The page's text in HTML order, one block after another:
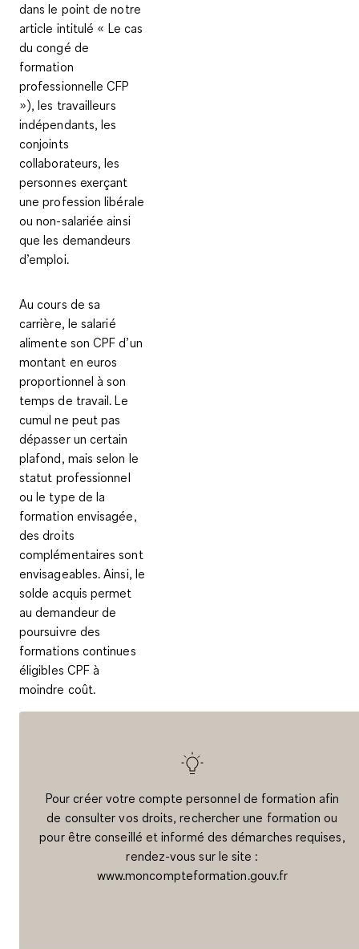
dans le point de notre
article intitulé « Le cas
du congé de
formation
professionnelle CFP
»), les travailleurs
indépendants, les
conjoints
collaborateurs, les
personnes exerçant
une profession libérale
ou non-salariée ainsi
que les demandeurs
d’emploi.
Au cours de sa
carrière, le salarié
alimente son CPF d’un
montant en euros
proportionnel à son
temps de travail. Le
cumul ne peut pas
dépasser un certain
plafond, mais selon le
statut professionnel
ou le type de la
formation envisagée,
des droits
complémentaires sont
envisageables. Ainsi, le
solde acquis permet
au demandeur de
poursuivre des
formations continues
éligibles CPF à
moindre coût.
Pour créer votre compte personnel de formation afin
de consulter vos droits, rechercher une formation ou
pour être conseillé et informé des démarches requises,
rendez-vous sur le site :
www.moncompteformation.gouv.fr